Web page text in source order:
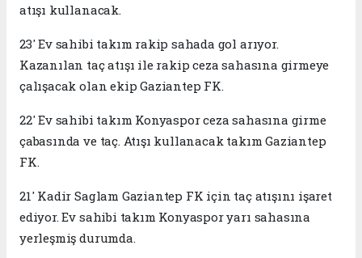
atışı kullanacak.
23' Ev sahibi takım rakip sahada gol arıyor.
Kazanılan taç atışı ile rakip ceza sahasına girmeye
çalışacak olan ekip Gaziantep FK.
22' Ev sahibi takım Konyaspor ceza sahasına girme
çabasında ve taç. Atışı kullanacak takım Gaziantep
FK.
21' Kadir Saglam Gaziantep FK için taç atışını işaret
ediyor. Ev sahibi takım Konyaspor yarı sahasına
yerleşmiş durumda.